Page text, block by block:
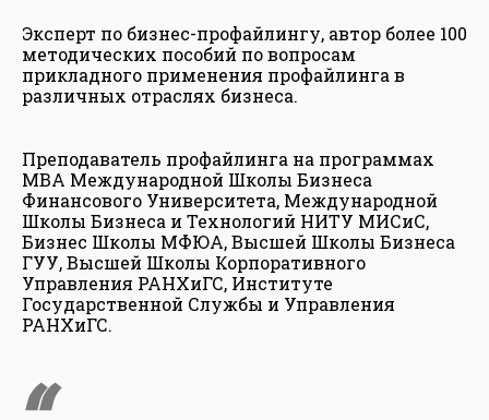
Эксперт по бизнес-профайлингу, автор более 100
методических пособий по вопросам
прикладного применения профайлинга в
различных отраслях бизнеса.
Преподаватель профайлинга на программах
MBA Международной Школы Бизнеса
Финансового Университета, Международной
Школы Бизнеса и Технологий НИТУ МИСиС,
Бизнес Школы МФЮА, Высшей Школы Бизнеса
ГУУ, Высшей Школы Корпоративного
Управления РАНХиГС, Институте
Государственной Службы и Управления
РАНХиГС.